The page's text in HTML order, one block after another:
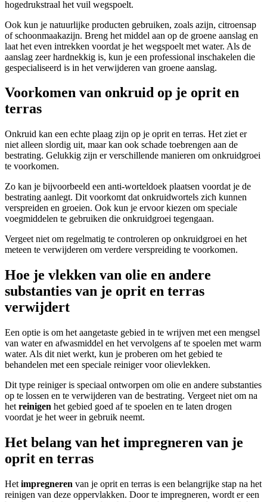
hogedrukstraal het vuil wegspoelt.
Ook kun je natuurlijke producten gebruiken, zoals azijn, citroensap
of schoonmaakazijn. Breng het middel aan op de groene aanslag en
laat het even intrekken voordat je het wegspoelt met water. Als de
aanslag zeer hardnekkig is, kun je een professional inschakelen die
gespecialiseerd is in het verwijderen van groene aanslag.
Voorkomen van onkruid op je oprit en
terras
Onkruid kan een echte plaag zijn op je oprit en terras. Het ziet er
niet alleen slordig uit, maar kan ook schade toebrengen aan de
bestrating. Gelukkig zijn er verschillende manieren om onkruidgroei
te voorkomen.
Zo kan je bijvoorbeeld een anti-worteldoek plaatsen voordat je de
bestrating aanlegt. Dit voorkomt dat onkruidwortels zich kunnen
verspreiden en groeien. Ook kun je ervoor kiezen om speciale
voegmiddelen te gebruiken die onkruidgroei tegengaan.
Vergeet niet om regelmatig te controleren op onkruidgroei en het
meteen te verwijderen om verdere verspreiding te voorkomen.
Hoe je vlekken van olie en andere
substanties van je oprit en terras
verwijdert
Een optie is om het aangetaste gebied in te wrijven met een mengsel
van water en afwasmiddel en het vervolgens af te spoelen met warm
water. Als dit niet werkt, kun je proberen om het gebied te
behandelen met een speciale reiniger voor olievlekken.
Dit type reiniger is speciaal ontworpen om olie en andere substanties
op te lossen en te verwijderen van de bestrating. Vergeet niet om na
het reinigen het gebied goed af te spoelen en te laten drogen
voordat je het weer in gebruik neemt.
Het belang van het impregneren van je
oprit en terras
Het impregneren van je oprit en terras is een belangrijke stap na het
reinigen van deze oppervlakken. Door te impregneren, wordt er een